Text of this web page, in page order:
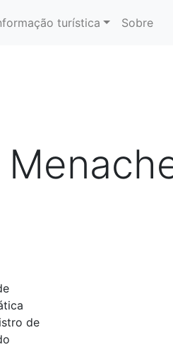
turística Sobre
de